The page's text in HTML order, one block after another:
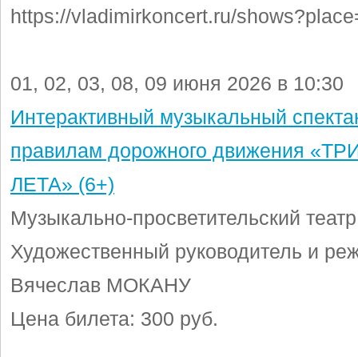
https://vladimirkoncert.ru/
01, 02, 03, 08, 09 июня 2026 в 10:30
Интерактивный музыкальный
правилам дорожного движения
ЛЕТА» (6+)
Музыкально-просветительский театр
Художественный руководитель и
Вячеслав МОКАНУ
Цена билета: 300 руб.